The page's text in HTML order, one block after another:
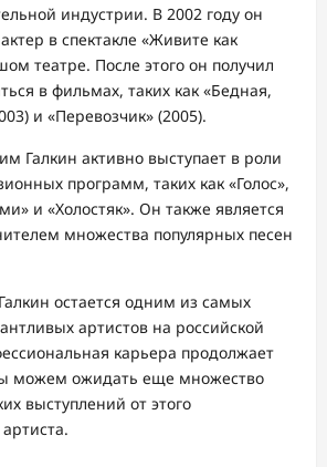
индустрии. В 2002 году он
в спектакле «Живите как
театре. После этого он получил
в фильмах, таких как «Бедная,
и «Перевозчик» (2005).
Галкин активно выступает в роли
программ, таких как «Голос»,
и «Холостяк». Он также является
множества популярных песен
остается одним из самых
артистов на российской
карьера продолжает
можем ожидать еще множество
выступлений от этого